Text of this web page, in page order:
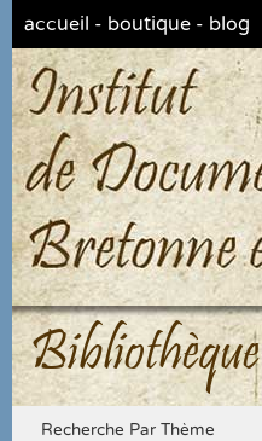
accueil - boutique - blog
Recherche Par Thème